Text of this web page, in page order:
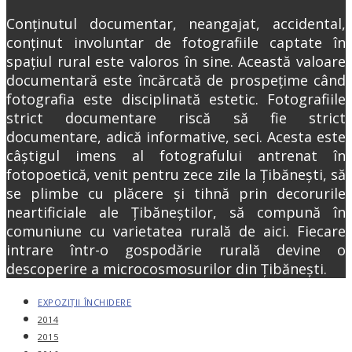
Conținutul documentar, neangajat, accidental,
conținut involuntar de fotografiile captate în
spațiul rural este valoros în sine. Această valoare
documentară este încărcată de prospețime când
fotografia este disciplinată estetic. Fotografiile
strict documentare riscă să fie strict
documentare, adică informative, seci. Acesta este
câștigul imens al fotografului antrenat în
fotopoetică, venit pentru zece zile la Țibănești, să
se plimbe cu plăcere și tihnă prin decorurile
neartificiale ale Țibăneștilor, să compună în
comuniune cu varietatea rurală de aici. Fiecare
intrare într-o gospodărie rurală devine o
descoperire a microcosmosurilor din Țibănești.
EXPOZIȚII ÎNCHIDERE
2014
2015